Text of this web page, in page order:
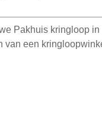
Pakhuis kringloop
een